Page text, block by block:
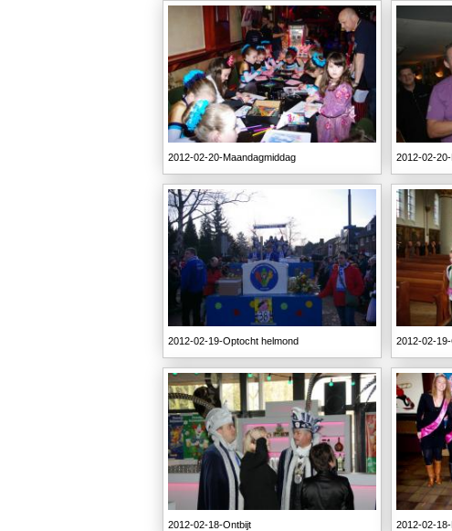
2012-02-20-Maandagmiddag 2012-02-
2012-02-19-Optocht helmond 2012-02-
2012-02-18-Ontbijt 2012-02-18-